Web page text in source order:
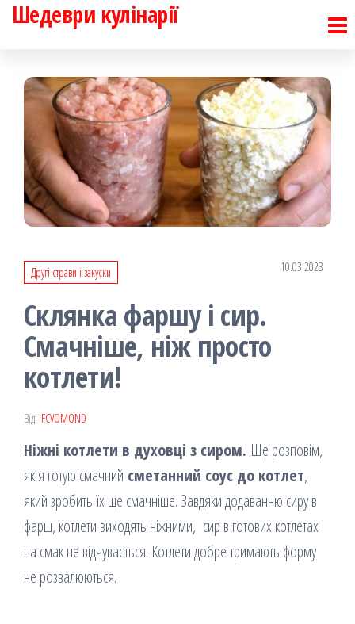
Перейти
Шедеври кулінарії
Другі страви і закуски 10.03.2023
Склянка фаршу і сир.
Смачніше, ніж просто
котлети!
Від FCVOMOND
Ніжні котлети в духовці з сиром. Ще розповім,
як я готую смачний сметанний соус до котлет,
який зробить їх ще смачніше. Завдяки додаванню сиру в
фарш, котлети виходять ніжними, сир в готових котлетах
на смак не відчувається. Котлети добре тримають форму
не розвалюються.